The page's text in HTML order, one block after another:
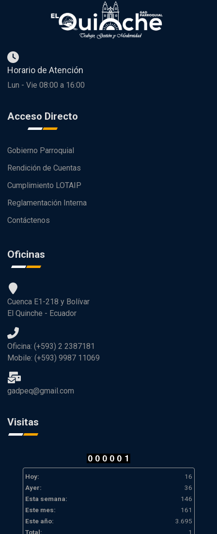
Horario de Atención
Lun - Vie 08:00 a 16:00
Acceso Directo
Gobierno Parroquial
Rendición de Cuentas
Cumplimiento LOTAIP
Reglamentación Interna
Contáctenos
Oficinas
Cuenca E1-218 y Bolívar
El Quinche - Ecuador
Oficina: (+593) 2 2387181
Mobile: (+593) 9987 11069
gadpeq@gmail.com
Visitas
Hoy:
16
Ayer:
36
Esta semana:
146
Este mes:
161
Este año:
3.695
Total:
1